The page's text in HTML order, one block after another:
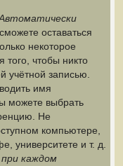
сможете оставаться
некоторое
того, чтобы никто
учётной записью.
имя
можете выбрать
Не
компьютере,
университете и т. д.
каждом